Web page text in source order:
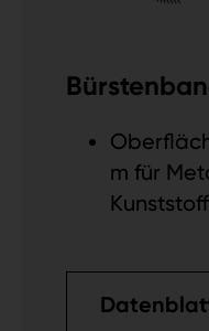
m für